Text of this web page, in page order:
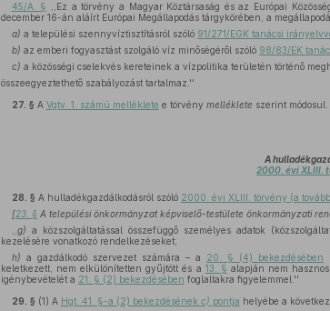
45/A. §
,,Ez a törvény a Magyar Köztársaság és az Európai
december 16-án aláírt Európai Megállapodás tárgykörében, a
a) a települési szennyvíztisztításról szóló 91/271/EGK tanácsi
b) az emberi fogyasztást szolgáló víz minőségéről szóló 98/83/EK
c) a közösségi cselekvés kereteinek a vízpolitika területén történő
összeegyeztethető szabályozást tartalmaz.''
27. § A Vgtv. 1. számú melléklete e törvény melléklete szerint módosul.
A
2000. évi XLIII.
28. § A hulladékgazdálkodásról szóló 2000. évi XLIII. törvény (a
[23. § A települési önkormányzat képviselő-testülete önkormányzati
g) a közszolgáltatással összefüggő személyes adatok
kezelésére vonatkozó rendelkezéseket;
h) a gazdálkodó szervezet számára – a 20. § (4) bekezdésében
keletkezett, nem elkülönítetten gyűjtött és a 13. § alapján nem
igénybevételét a 21. § (2) bekezdésében foglaltakra figyelemmel.''
29. § (1) A Hgt. 41. §-a (2) bekezdésének c) pontja helyébe a